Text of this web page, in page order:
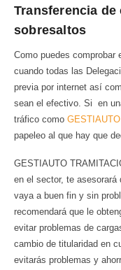
Transferencia
sobresaltos
Como puedes comprobar
cuando todas las
previa por internet así
sean el efectivo. Si en
tráfico como
papeleo al que hay que
GESTIAUTO
en el sector, te asesorará
vaya a buen fin y sin
recomendará que le
evitar problemas de
cambio de titularidad en
evitarás problemas y